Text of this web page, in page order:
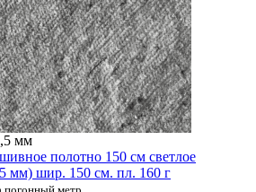
мм
полотно 150 см светлое
мм) шир. 150 см. пл. 160 г